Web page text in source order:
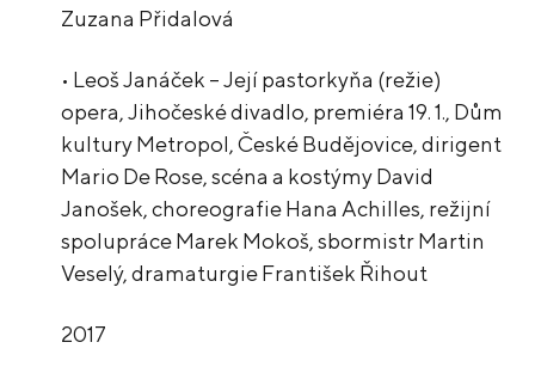
Zuzana Přidalová
• Leoš Janáček – Její pastorkyňa (režie)
opera, Jihočeské divadlo, premiéra 19. 1., Dům
kultury Metropol, České Budějovice, dirigent
Mario De Rose, scéna a kostýmy David
Janošek, choreografie Hana Achilles, režijní
spolupráce Marek Mokoš, sbormistr Martin
Veselý, dramaturgie František Řihout
2017